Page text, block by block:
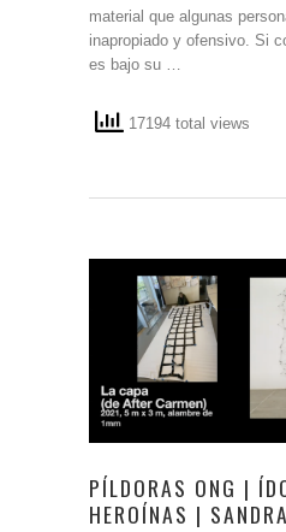
material que algunas
inapropiado y ofensivo. Si
es bajo su …
17194 total views
PÍLDORAS ONG |
HEROÍNAS |